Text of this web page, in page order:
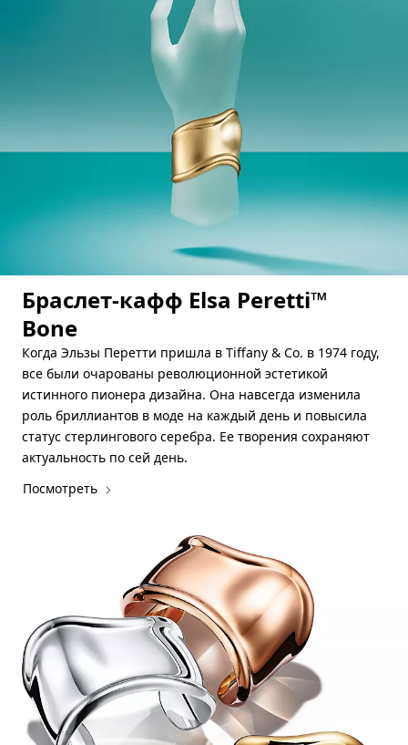
Браслет-кафф Elsa Peretti™
Bone
Когда Эльзы Перетти пришла в Tiffany & Co. в 1974 году,
все были очарованы революционной эстетикой
истинного пионера дизайна. Она навсегда изменила
роль бриллиантов в моде на каждый день и повысила
статус стерлингового серебра. Ее творения сохраняют
актуальность по сей день.
Посмотреть